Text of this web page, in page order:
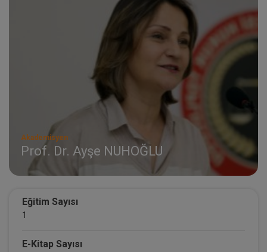
Akademisyen
Prof. Dr. Ayşe NUHOĞLU
Eğitim Sayısı
1
E-Kitap Sayısı